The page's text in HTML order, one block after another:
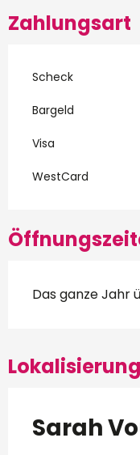
Zahlungsart
Scheck
Bargeld
Visa
WestCard
Das ganze Jahr
Lokalisierung
Sarah